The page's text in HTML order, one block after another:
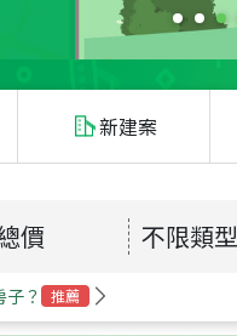
新建案
價 不限類型
？ 推薦